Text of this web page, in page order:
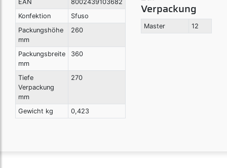
EAN
8002439103682
Konfektion
Sfuso
Packungshöhe
mm
260
Packungsbreite
mm
360
Tiefe
Verpackung
mm
270
Gewicht kg 0,423
Verpackung
Master 12